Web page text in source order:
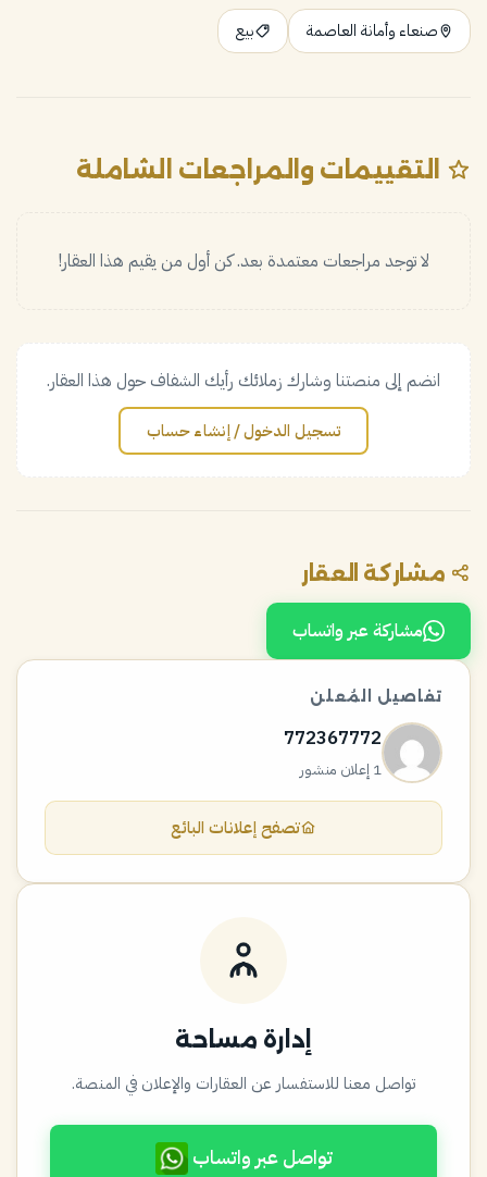
صنعاء وأمانة العاصمة بيع
التقييمات والمراجعات الشاملة
لا توجد مراجعات معتمدة بعد. كن أول من يقيم هذا العقار!
انضم إلى منصتنا وشارك زملائك رأيك الشفاف حول هذا العقار.
تسجيل الدخول / إنشاء حساب
مشاركة العقار
مشاركة عبر واتساب
تفاصيل المُعلن
772367772
1 إعلان منشور
تصفح إعلانات البائع
إدارة مساحة
تواصل معنا للاستفسار عن العقارات والإعلان في المنصة.
تواصل عبر واتساب